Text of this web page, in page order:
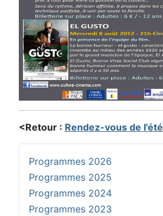
<Retour : Rendez-vous de l'été
Programmes 2026
Programmes 2025
Programmes 2024
Programmes 2023